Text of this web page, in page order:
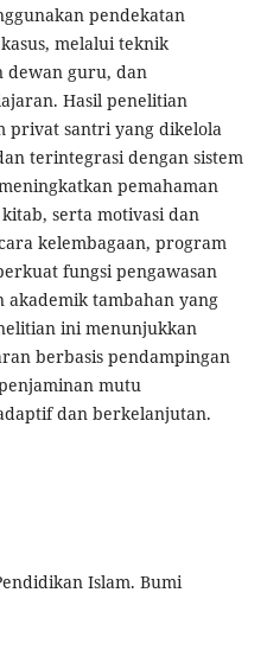
pendekatan
melalui teknik
dewan guru, dan
Hasil penelitian
privat santri yang dikelola
terintegrasi dengan sistem
pemahaman
serta motivasi dan
kelembagaan, program
fungsi pengawasan
tambahan yang
ini menunjukkan
berbasis pendampingan
mutu
dan berkelanjutan.
Islam. Bumi